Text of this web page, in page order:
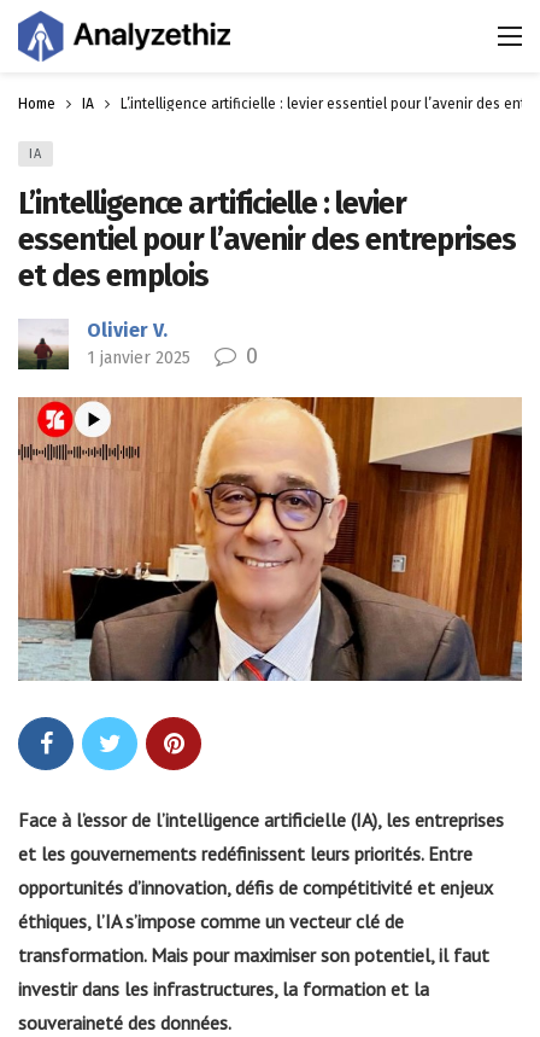
Home IA L’intelligence artificielle : levier essentiel pour l’avenir des
IA
L’intelligence artificielle : levier
essentiel pour l’avenir des entreprises
et des emplois
Olivier V.
1 janvier 2025 0
Face à l’essor de l’intelligence artificielle (IA), les entreprises
et les gouvernements redéfinissent leurs priorités. Entre
opportunités d’innovation, défis de compétitivité et enjeux
éthiques, l’IA s’impose comme un vecteur clé de
transformation. Mais pour maximiser son potentiel, il faut
investir dans les infrastructures, la formation et la
souveraineté des données.